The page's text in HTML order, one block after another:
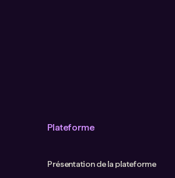
Plateforme
Présentation de la plateforme